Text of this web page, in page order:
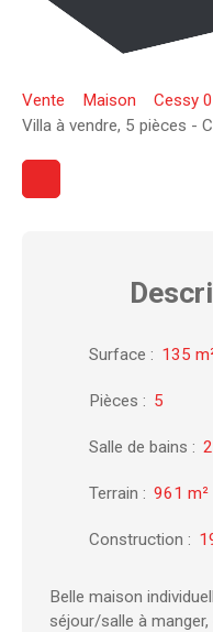
Vente Maison
Cessy
Villa à vendre, 5 pièces -
Surface : 135
Pièces : 5
Salle de bains : 2
Terrain : 961 m²
Construction :
Belle maison
séjour/salle à